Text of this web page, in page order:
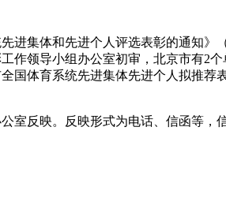
集体和先进个人评选表彰的通知》
作领导小组办公室初审，北京市有2
体育系统先进集体先进个人拟推荐
反映。反映形式为电话、信函等，